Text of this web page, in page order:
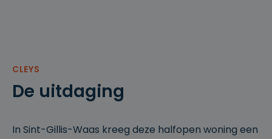
CLEYS
De uitdaging
In Sint-Gillis-Waas kreeg deze halfopen woning een